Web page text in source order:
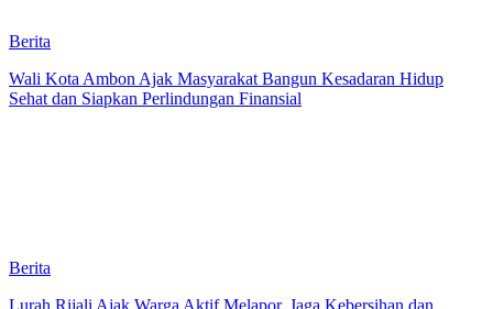
Berita
Wali Kota Ambon Ajak Masyarakat Bangun Kesadaran Hidup
Sehat dan Siapkan Perlindungan Finansial
Berita